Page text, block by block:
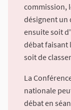
commission,
désignent
ensuite soit
débat
soit de
La
nationale
débat en